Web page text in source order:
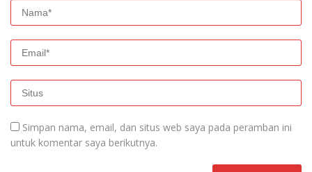
Simpan nama, email, dan situs web saya pada peramban ini
untuk komentar saya berikutnya.